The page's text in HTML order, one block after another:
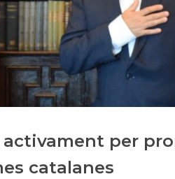
activament per
catalanes